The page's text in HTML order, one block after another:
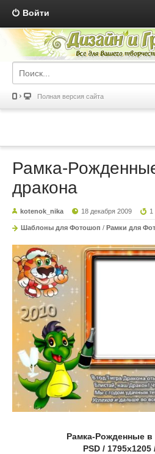
Войти
Полная версия сайта
Рамка-
дракона
kotenok_nika 18 декабря 2009 1
Шаблоны для Фотошоп / Рамки для
Рамка-Рожденные в
PSD / 1795x1205